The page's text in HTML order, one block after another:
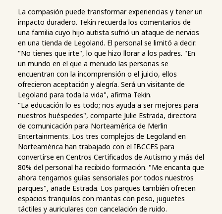
La compasión puede transformar experiencias y tener un
impacto duradero. Tekin recuerda los comentarios de
una familia cuyo hijo autista sufrió un ataque de nervios
en una tienda de Legoland. El personal se limitó a decir:
"No tienes que irte", lo que hizo llorar a los padres. "En
un mundo en el que a menudo las personas se
encuentran con la incomprensión o el juicio, ellos
ofrecieron aceptación y alegría. Será un visitante de
Legoland para toda la vida", afirma Tekin.
"La educación lo es todo; nos ayuda a ser mejores para
nuestros huéspedes", comparte Julie Estrada, directora
de comunicación para Norteamérica de Merlin
Entertainments. Los tres complejos de Legoland en
Norteamérica han trabajado con el IBCCES para
convertirse en Centros Certificados de Autismo y más del
80% del personal ha recibido formación. "Me encanta que
ahora tengamos guías sensoriales por todos nuestros
parques", añade Estrada. Los parques también ofrecen
espacios tranquilos con mantas con peso, juguetes
táctiles y auriculares con cancelación de ruido.